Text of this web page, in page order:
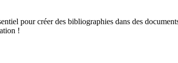
pour créer des bibliographies dans des
!